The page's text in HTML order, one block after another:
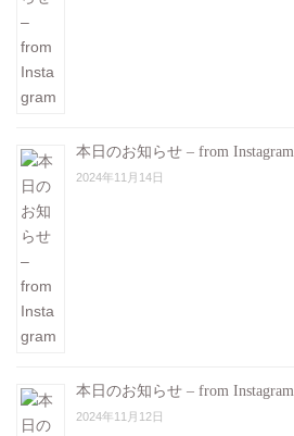
本日のお知らせ – from Instagram
2024年11月14日
本日のお知らせ – from Instagram
2024年11月12日